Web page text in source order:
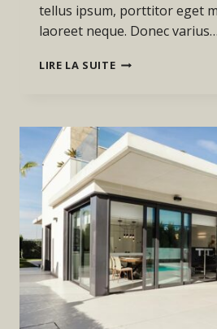
tellus ipsum, porttitor eget
laoreet neque. Donec varius…
LIRE LA SUITEREAL
LOST
OR
STOLEN,
CAN
IT
BE
CARRIED
AWAY.